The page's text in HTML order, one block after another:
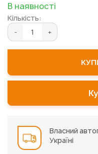
галереї
зображень
В наявності
Кількість:
Власний
Україні